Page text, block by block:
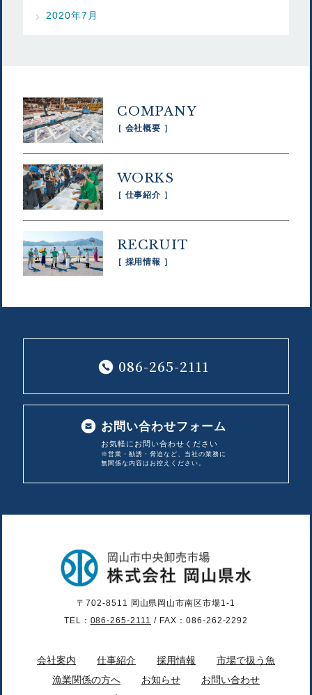
2020年7月
COMPANY
［ 会社概要 ］
WORKS
［ 仕事紹介 ］
RECRUIT
［ 採用情報 ］
086-265-2111
お問い合わせフォーム
お気軽にお問い合わせください
※営業・勧誘・脅迫など、当社の業務に
無関係な内容は お控えください。
〒702-8511 岡山県岡山市南区市場1-1
TEL： 086-265-2111 / FAX：086-262-2292
会社案内 仕事紹介 採用情報
市場で扱う魚
漁業関係の方へ
お知らせ
お問い合わせ